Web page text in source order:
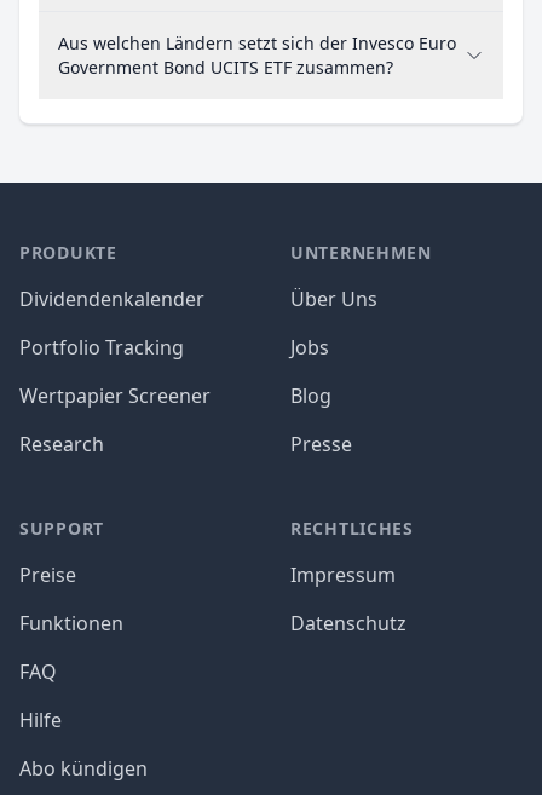
Aus welchen Ländern setzt sich der Invesco Euro
Government Bond UCITS ETF zusammen?
PRODUKTE
Dividendenkalender
Portfolio Tracking
Wertpapier Screener
Research
SUPPORT
Preise
Funktionen
FAQ
Hilfe
Abo kündigen
UNTERNEHMEN
Über Uns
Jobs
Blog
Presse
RECHTLICHES
Impressum
Datenschutz